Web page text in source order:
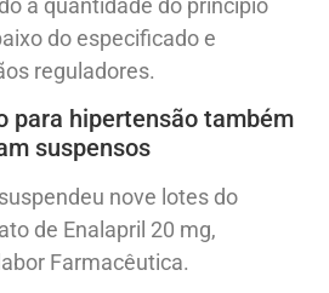
do especificado e
reguladores.
para hipertensão também
suspensos
nove lotes do
de Enalapril 20 mg,
Farmacêutica.